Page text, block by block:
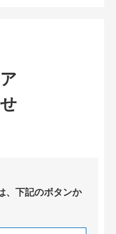
、下記のボタンか